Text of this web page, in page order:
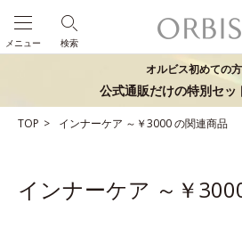
検索
メニュー
オルビス初めての
公式通販だけの特別セッ
TOP インナーケア ～￥3000の関連商品
インナーケア ～￥